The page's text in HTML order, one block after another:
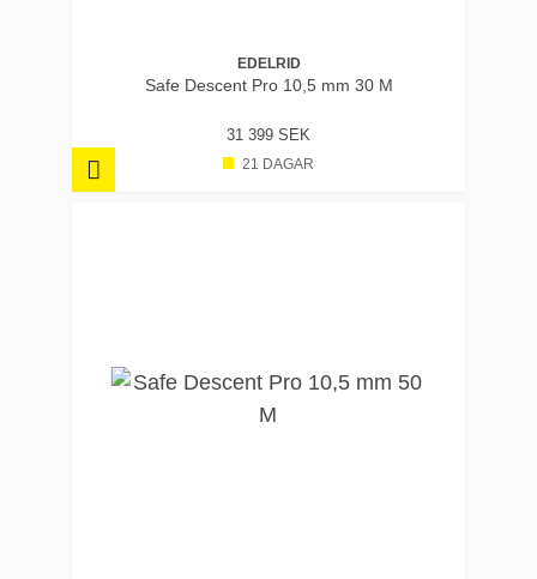
EDELRID
Safe Descent Pro 10,5 mm 30 M
31 399 SEK
21 DAGAR